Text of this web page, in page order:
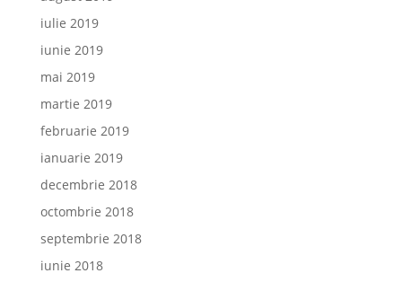
iulie 2019
iunie 2019
mai 2019
martie 2019
februarie 2019
ianuarie 2019
decembrie 2018
octombrie 2018
septembrie 2018
iunie 2018